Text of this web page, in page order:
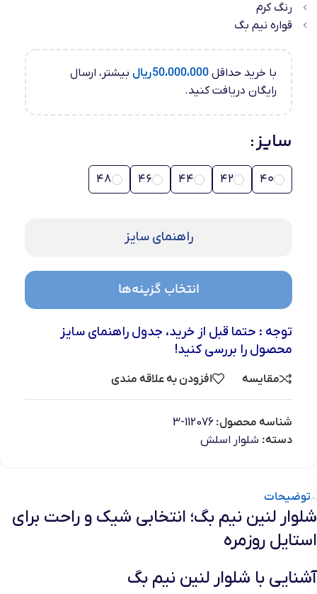
رنگ کرم
قواره نیم بگ
با خرید حداقل 50،000،000ریال بیشتر، ارسال
رایگان دریافت کنید.
سایز
40
42
44
46
48
راهنمای سایز
انتخاب گزینه‌ها
توجه : حتما قبل از خرید، جدول راهنمای سایز
محصول را بررسی کنید!
مقایسه افزودن به علاقه مندی
شناسه محصول: 112076-3
دسته: شلوار اسلش
توضیحات
شلوار لنین نیم بگ؛ انتخابی شیک و راحت برای
استایل روزمره
آشنایی با شلوار لنین نیم بگ